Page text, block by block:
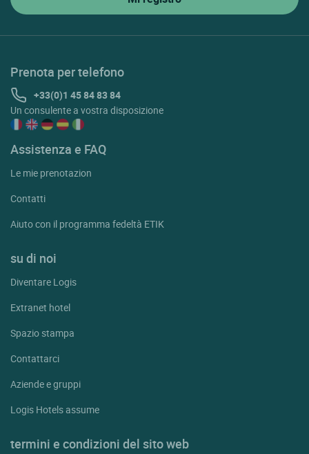
Prenota per telefono
+33(0)1 45 84 83 84
Un consulente a vostra disposizione
Assistenza e FAQ
Le mie prenotazion
Contatti
Aiuto con il programma fedeltà ETIK
su di noi
Diventare Logis
Extranet hotel
Spazio stampa
Contattarci
Aziende e gruppi
Logis Hotels assume
termini e condizioni del sito web